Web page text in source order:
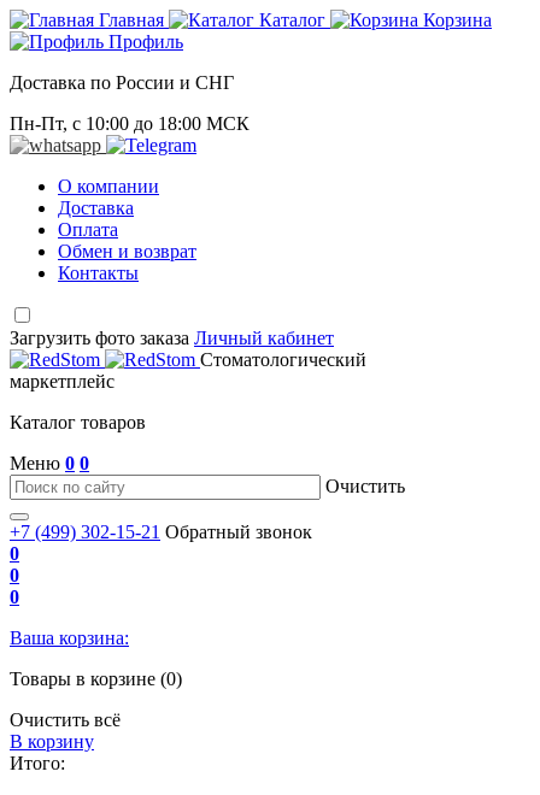
Главная Каталог
Корзина
Профиль
Доставка по России и СНГ
Пн-Пт, с 10:00 до 18:00 МСК
О компании
Доставка
Оплата
Обмен и возврат
Контакты
Загрузить фото заказа Личный кабинет
Стоматологический
маркетплейс
Каталог товаров
Меню 0 0
Очистить
+7 (499) 302-15-21 Обратный звонок
0
0
0
Ваша корзина:
Товары в корзине (0)
Очистить всё
В корзину
Итого: